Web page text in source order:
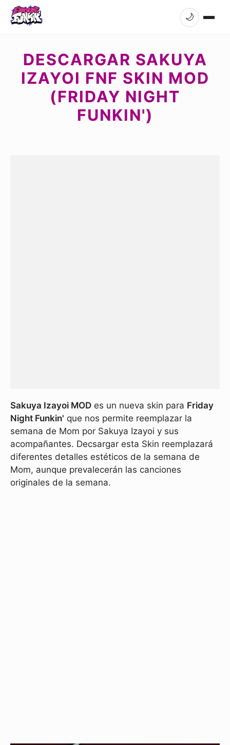
🌙
DESCARGAR SAKUYA
IZAYOI FNF SKIN MOD
(FRIDAY NIGHT
FUNKIN')
Sakuya Izayoi MOD es un nueva skin para Friday
Night Funkin' que nos permite reemplazar la
semana de Mom por Sakuya Izayoi y sus
acompañantes. Decsargar esta Skin reemplazará
diferentes detalles estéticos de la semana de
Mom, aunque prevalecerán las canciones
originales de la semana.